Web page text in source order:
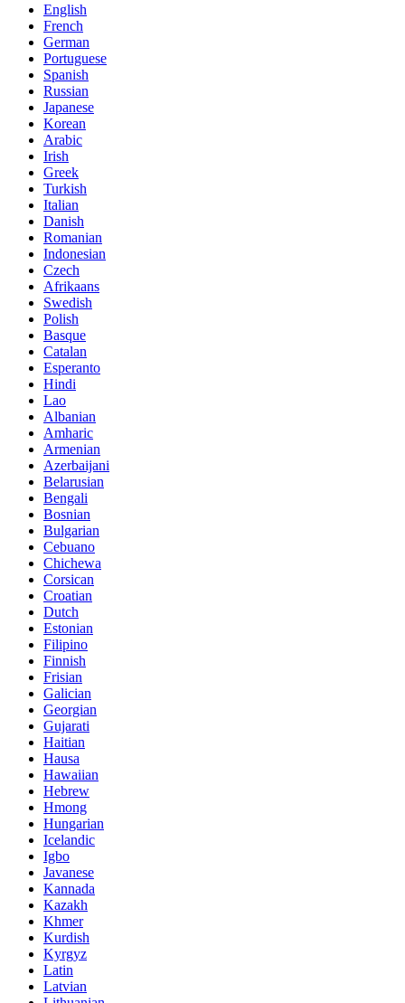
English
French
German
Portuguese
Spanish
Russian
Japanese
Korean
Arabic
Irish
Greek
Turkish
Italian
Danish
Romanian
Indonesian
Czech
Afrikaans
Swedish
Polish
Basque
Catalan
Esperanto
Hindi
Lao
Albanian
Amharic
Armenian
Azerbaijani
Belarusian
Bengali
Bosnian
Bulgarian
Cebuano
Chichewa
Corsican
Croatian
Dutch
Estonian
Filipino
Finnish
Frisian
Galician
Georgian
Gujarati
Haitian
Hausa
Hawaiian
Hebrew
Hmong
Hungarian
Icelandic
Igbo
Javanese
Kannada
Kazakh
Khmer
Kurdish
Kyrgyz
Latin
Latvian